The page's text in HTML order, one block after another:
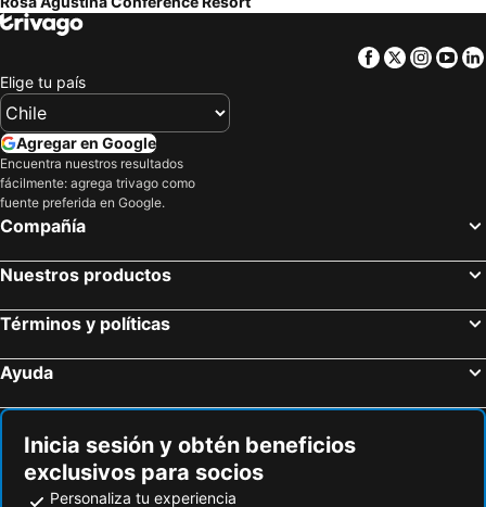
Facebook
Twitter
Elige tu país
Agregar en Google
Encuentra nuestros resultados
fácilmente: agrega trivago como
fuente preferida en Google.
Compañía
Nuestros productos
Términos y políticas
Ayuda
Inicia sesión y obtén beneficios
exclusivos para socios
Personaliza tu experiencia